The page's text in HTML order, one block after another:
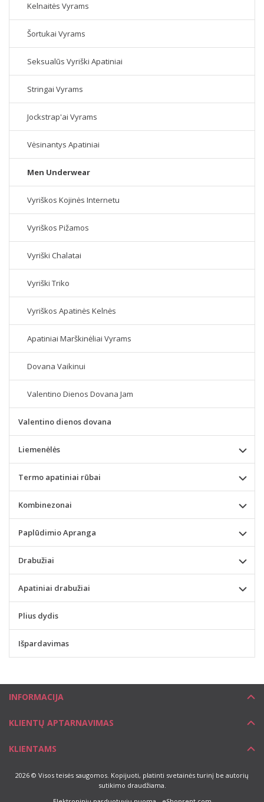
Kelnaitės Vyrams
Šortukai Vyrams
Seksualūs Vyriški Apatiniai
Stringai Vyrams
Jockstrap'ai Vyrams
Vėsinantys Apatiniai
Men Underwear
Vyriškos Kojinės Internetu
Vyriškos Pižamos
Vyriški Chalatai
Vyriški Triko
Vyriškos Apatinės Kelnės
Apatiniai Marškinėliai Vyrams
Dovana Vaikinui
Valentino Dienos Dovana Jam
Valentino dienos dovana
Liemenėlės
Termo apatiniai rūbai
Kombinezonai
Paplūdimio Apranga
Drabužiai
Apatiniai drabužiai
Plius dydis
Išpardavimas
INFORMACIJA
KLIENTŲ APTARNAVIMAS
KLIENTAMS
2026 © Visos teisės saugomos. Kopijuoti, platinti svetainės turinį be autorių
sutikimo draudžiama.